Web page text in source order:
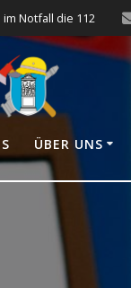
im Notfall die 112
ÜBER UNS